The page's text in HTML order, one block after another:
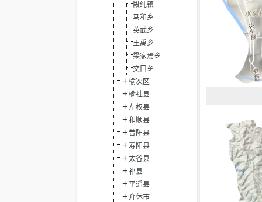
段纯镇
马和乡
英武乡
王禹乡
梁家焉乡
交口乡
榆次区
榆社县
左权县
和顺县
昔阳县
寿阳县
太谷县
祁县
平遥县
介休市